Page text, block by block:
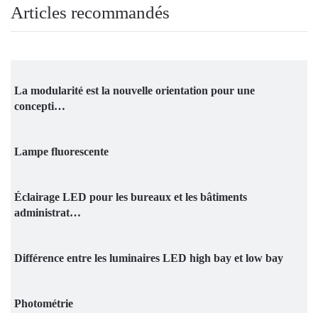
Articles recommandés
La modularité est la nouvelle orientation pour une
concepti…
Lampe fluorescente
Éclairage LED pour les bureaux et les bâtiments
administrat…
Différence entre les luminaires LED high bay et low bay
Photométrie